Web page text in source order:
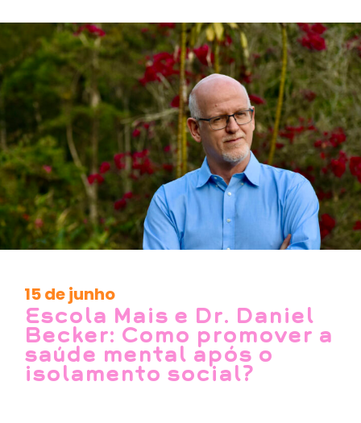
15 de junho
Escola Mais e Dr. Daniel
Becker: Como promover a
saúde mental após o
isolamento social?